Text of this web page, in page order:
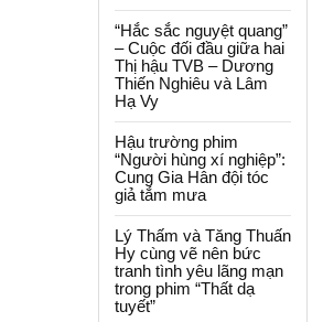
“Hắc sắc nguyệt quang”
– Cuộc đối đầu giữa hai
Thị hậu TVB – Dương
Thiến Nghiêu và Lâm
Hạ Vy
Hậu trường phim
“Người hùng xí nghiệp”:
Cung Gia Hân đội tóc
giả tắm mưa
Lý Thấm và Tăng Thuấn
Hy cùng vẽ nên bức
tranh tình yêu lãng mạn
trong phim “Thất dạ
tuyết”